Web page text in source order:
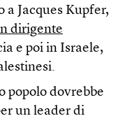
a Jacques Kupfer,
dirigente
e poi in Israele,
popolo dovrebbe
un leader di